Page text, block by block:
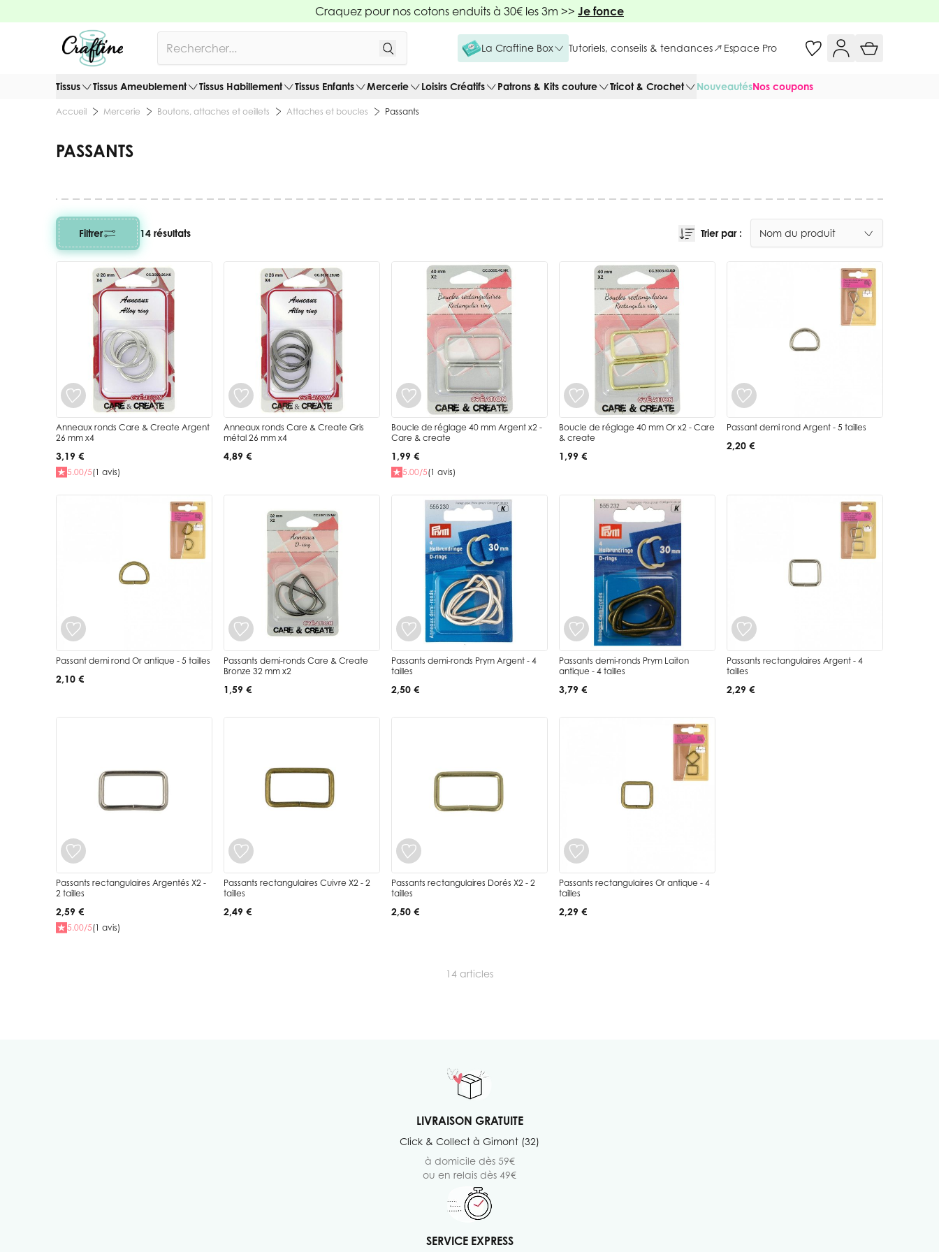
Craquez pour nos cotons enduits à 30€ les 3m >> Je fonce
La Craftine Box Tutoriels, conseils & tendances Espace Pro
Tissus Tissus Ameublement Tissus Habillement Tissus Enfants Mercerie Loisirs Créatifs Patrons & Kits couture Tricot & Crochet NouveautésNos coupons
Accueil Mercerie Boutons, attaches et oeillets Attaches et boucles Passants
PASSANTS
Filtrer 14 résultats Trier par :
Anneaux ronds Care & Create Argent
26 mm x4
3,19 €
5.00/5(1 avis)
Anneaux ronds Care & Create Gris
métal 26 mm x4
4,89 €
Boucle de réglage 40 mm Argent x2 -
Care & create
1,99 €
5.00/5(1 avis)
Boucle de réglage 40 mm Or x2 - Care
& create
1,99 €
Passant demi rond Argent - 5 tailles
2,20 €
Passant demi rond Or antique - 5 tailles
2,10 €
Passants demi-ronds Care & Create
Bronze 32 mm x2
1,59 €
Passants demi-ronds Prym Argent - 4
tailles
2,50 €
Passants demi-ronds Prym Laiton
antique - 4 tailles
3,79 €
Passants rectangulaires Argent - 4
tailles
2,29 €
Passants rectangulaires Argentés X2 -
2 tailles
2,59 €
5.00/5(1 avis)
Passants rectangulaires Cuivre X2 - 2
tailles
2,49 €
Passants rectangulaires Dorés X2 - 2
tailles
2,50 €
Passants rectangulaires Or antique - 4
tailles
2,29 €
14 articles
LIVRAISON GRATUITE
Click & Collect à Gimont (32)
à domicile dès 59€
ou en relais dès 49€
SERVICE EXPRESS